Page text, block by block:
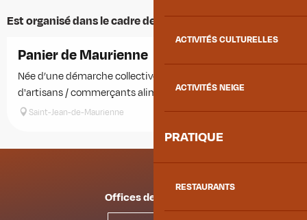
ACTIVITÉS CULTURELLES
ACTIVITÉS NEIGE
PRATIQUE
RESTAURANTS
Est organisé dans le cadre de ...
Panier de Maurienne
Née d’une démarche collective de producteurs agricoles et
d'artisans / commerçants alimentaires de Maurienne.
Saint-Jean-de-Maurienne
Offices de tourisme